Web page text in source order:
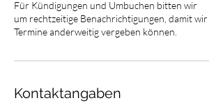
Für Kündigungen und Umbuchen bitten wir
um rechtzeitige Benachrichtigungen, damit wir
Termine anderweitig vergeben können.
Kontaktangaben